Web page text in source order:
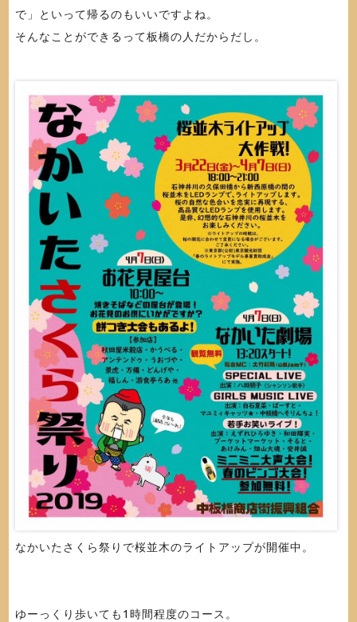
で」といって帰るのもいいですよね。
そんなことができるって板橋の人だからだし。
なかいたさくら祭りで桜並木のライトアップが開催中。
ゆーっくり歩いても1時間程度のコース。